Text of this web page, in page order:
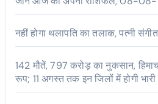
नहीं होगा थलापति का तलाक, पत्नी
142 मौतें, 797 करोड़ का नुकसान,
रूप; 11 अगस्त तक इन जिलों में होगी भारी